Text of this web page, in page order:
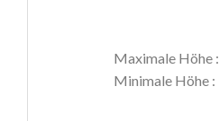
Maximale Höhe :
Minimale Höhe :